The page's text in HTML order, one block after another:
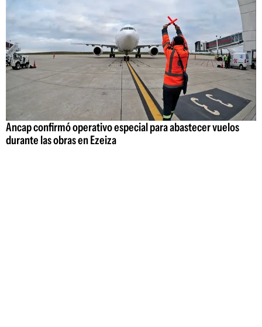
Ancap confirmó operativo especial para abastecer vuelos
durante las obras en Ezeiza